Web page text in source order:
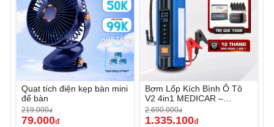
Quạt tích điện kẹp bàn mini
để bàn
219.000đ
79.000đ
Bơm Lốp Kích Bình Ô Tô
V2 4in1 MEDICAR –
12.000mAh
2.690.000đ
1.335.100đ